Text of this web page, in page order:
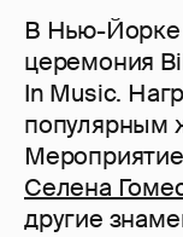
В Нью-Йорке
церемония
In Music.
популярным
Селена
другие